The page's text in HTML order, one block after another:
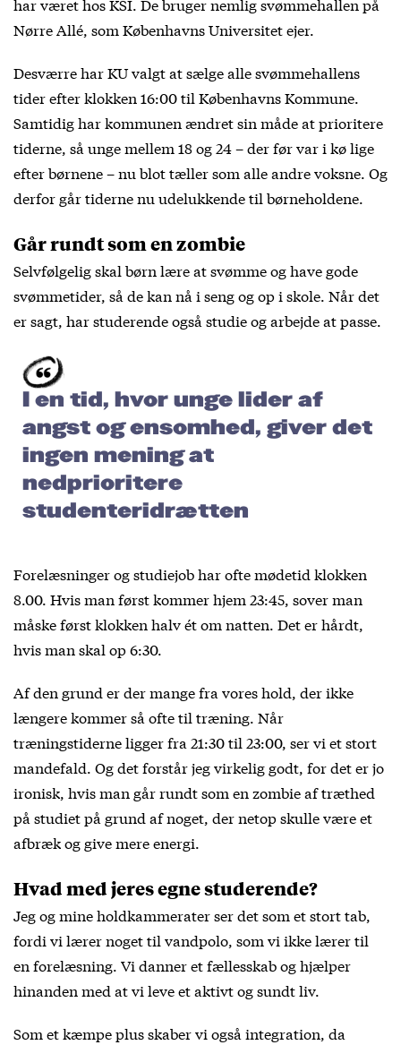
Nørre Allé, som Københavns Universitet ejer.
Desværre har KU valgt at sælge alle svømmehallens
tider efter klokken 16:00 til Københavns Kommune.
Samtidig har kommunen ændret sin måde at prioritere
tiderne, så unge mellem 18 og 24 – der før var i kø lige
efter børnene – nu blot tæller som alle andre voksne. Og
derfor går tiderne nu udelukkende til børneholdene.
Går rundt som en zombie
Selvfølgelig skal børn lære at svømme og have gode
svømmetider, så de kan nå i seng og op i skole. Når det
er sagt, har studerende også studie og arbejde at passe.
I en tid, hvor unge lider af
angst og ensomhed, giver det
ingen mening at
nedprioritere
studenteridrætten
Forelæsninger og studiejob har ofte mødetid klokken
8.00. Hvis man først kommer hjem 23:45, sover man
måske først klokken halv ét om natten. Det er hårdt,
hvis man skal op 6:30.
Af den grund er der mange fra vores hold, der ikke
længere kommer så ofte til træning. Når
træningstiderne ligger fra 21:30 til 23:00, ser vi et stort
mandefald. Og det forstår jeg virkelig godt, for det er jo
ironisk, hvis man går rundt som en zombie af træthed
på studiet på grund af noget, der netop skulle være et
afbræk og give mere energi.
Hvad med jeres egne studerende?
Jeg og mine holdkammerater ser det som et stort tab,
fordi vi lærer noget til vandpolo, som vi ikke lærer til
en forelæsning. Vi danner et fællesskab og hjælper
hinanden med at vi leve et aktivt og sundt liv.
Som et kæmpe plus skaber vi også integration, da